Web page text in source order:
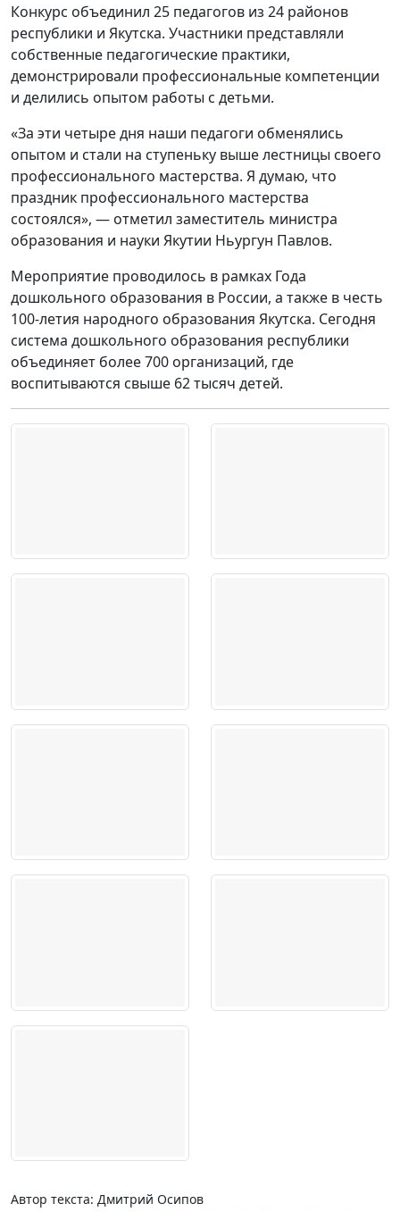
Конкурс объединил 25 педагогов из 24 районов
республики и Якутска. Участники представляли
собственные педагогические практики,
демонстрировали профессиональные компетенции
и делились опытом работы с детьми.
«За эти четыре дня наши педагоги обменялись
опытом и стали на ступеньку выше лестницы своего
профессионального мастерства. Я думаю, что
праздник профессионального мастерства
состоялся», — отметил заместитель министра
образования и науки Якутии Ньургун Павлов.
Мероприятие проводилось в рамках Года
дошкольного образования в России, а также в честь
100-летия народного образования Якутска. Сегодня
система дошкольного образования республики
объединяет более 700 организаций, где
воспитываются свыше 62 тысяч детей.
Автор текста: Дмитрий Осипов